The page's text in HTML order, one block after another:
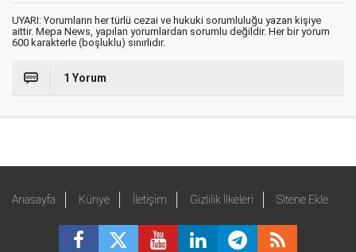
UYARI: Yorumların her türlü cezai ve hukuki sorumluluğu yazan kişiye
aittir. Mepa News, yapılan yorumlardan sorumlu değildir. Her bir yorum
600 karakterle (boşluklu) sınırlıdır.
1 Yorum
Anasayfa Künye İletişim Gizlilik İlkeleri Sitene Ekle